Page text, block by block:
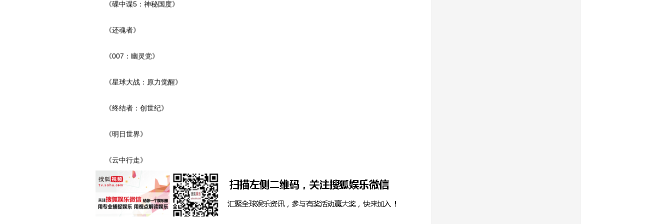
《碟中谍5：神秘国度》
《还魂者》
《007：幽灵党》
《星球大战：原力觉醒》
《终结者：创世纪》
《明日世界》
《云中行走》